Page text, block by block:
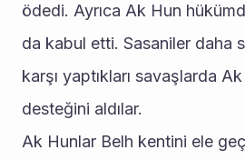
ödedi. Ayrıca Ak Hun
da kabul etti. Sasaniler daha
karşı yaptıkları savaşlarda
desteğini aldılar.
Ak Hunlar Belh kentini ele